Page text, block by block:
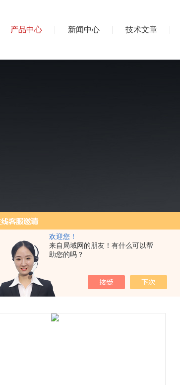
欢迎您！
来自局域网的朋友！有什么可以帮
助您的吗？
产品中心 新闻中心 技术文章
我的位置： >产品中心>冷水机>